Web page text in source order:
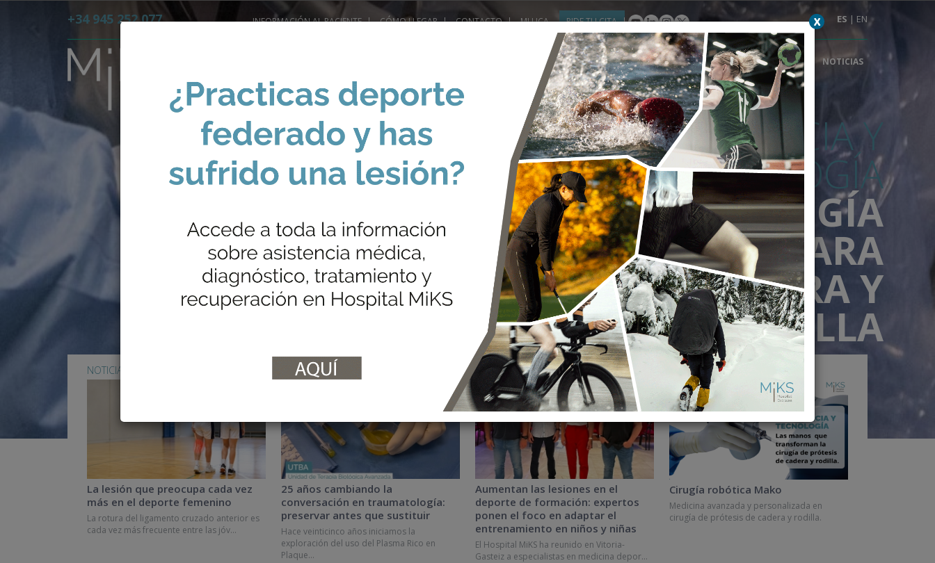
EXPERIENCIA Y
TECNOLOGÍA
CIRUGÍA
ROBÓTICA PARA
CADERA Y
RODILLA
+34 945 252 077 INFORMACIÓN AL PACIENTE CÓMO LLEGAR CONTACTO MI UCA PIDE TU CITA ES | EN
UCA INFANTIL SERVICIOS PATOLOGÍAS INVESTIGACIÓN NOTICIAS
NOTICIAS
La lesión que preocupa cada vez
más en el deporte femenino
La rotura del ligamento cruzado anterior es
cada vez más frecuente entre las jóv...
NOTICIAS
25 años cambiando la
conversación en traumatología:
preservar antes que sustituir
Hace veinticinco años iniciamos la
exploración del uso del Plasma Rico en
Plaque...
NOTICIAS
Aumentan las lesiones en el
deporte de formación: expertos
ponen el foco en adaptar el
entrenamiento en niños y niñas
El Hospital MiKS ha reunido en Vitoria-
Gasteiz a especialistas en medicina depor...
SERVICIOS
Cirugía robótica Mako
Medicina avanzada y personalizada en
cirugía de prótesis de cadera y rodilla.
X